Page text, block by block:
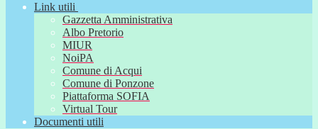
Link utili
Gazzetta Amministrativa
Albo Pretorio
MIUR
NoiPA
Comune di Acqui
Comune di Ponzone
Piattaforma SOFIA
Virtual Tour
Documenti utili